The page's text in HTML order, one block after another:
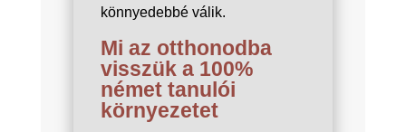
könnyedebbé válik.
Mi az otthonodba
visszük a 100%
német tanulói
környezetet